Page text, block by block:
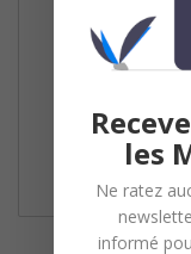
les
Ne ratez
informé